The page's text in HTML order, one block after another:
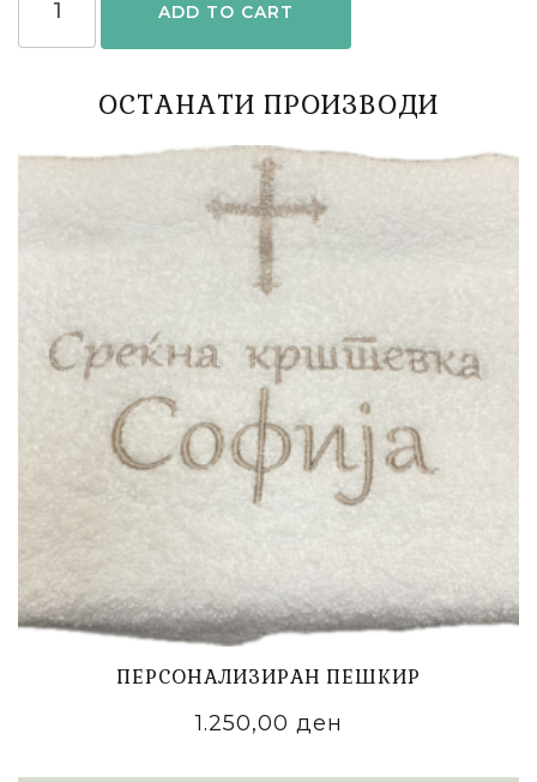
ADD TO CART
ОСТАНАТИ ПРОИЗВОДИ
ПЕРСОНАЛИЗИРАН ПЕШКИР
1.250,00 ден